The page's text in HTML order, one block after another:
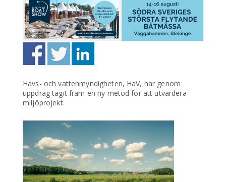
Havs- och vattenmyndigheten, HaV, har genom
uppdrag tagit fram en ny metod för att utvärdera
miljöprojekt.